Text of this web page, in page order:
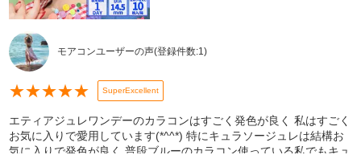
モアコンユーザーの声(登録件数:1)
★★★★★ SuperExcellent
エティアジュレワンデーのカラコンはすごく発色が良く 私はすごく
お気に入りで愛用しています(*^^*) 特にキュラソージュレは結構お
気に入りで発色が良く 普段ブルーのカラコン使っている私でもキュ